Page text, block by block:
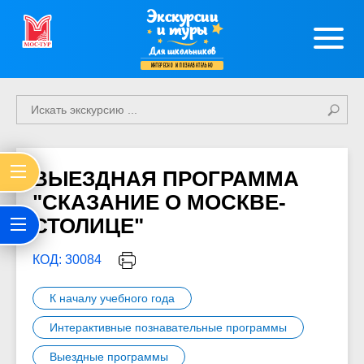
Экскурсии
и туры
Для школьников
интересно и познавательно
ВЫЕЗДНАЯ ПРОГРАММА
"СКАЗАНИЕ О МОСКВЕ-
СТОЛИЦЕ"
КОД: 30084
К началу учебного года
Интерактивные познавательные программы
Выездные программы